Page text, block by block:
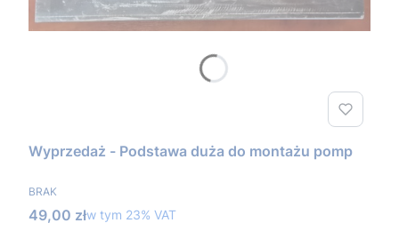
Wyprzedaż - Podstawa duża do montażu pomp
PRODUCENT
BRAK
Cena brutto
49,00 złw tym %s VAT
w tym 23% VAT